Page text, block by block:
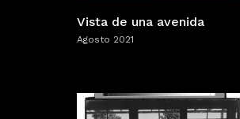
Vista de una avenida
Agosto 2021